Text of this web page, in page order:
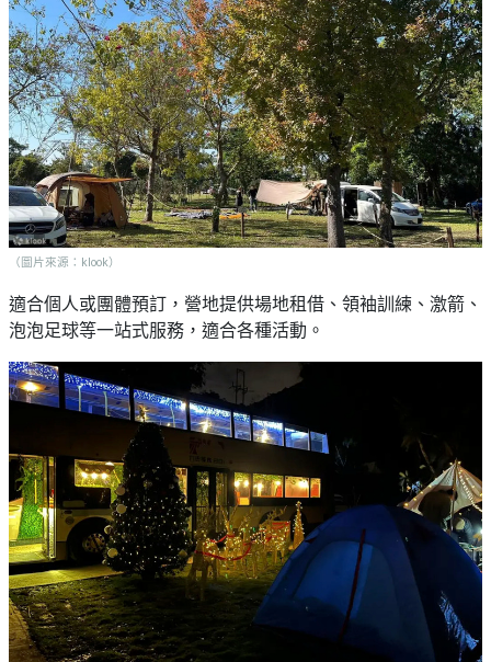
（圖片來源：klook）
適合個人或團體預訂，營地提供場地租借、領袖訓練、激箭、
泡泡足球等一站式服務，適合各種活動。